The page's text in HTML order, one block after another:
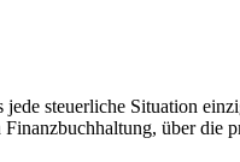
jede steuerliche Situation
über die